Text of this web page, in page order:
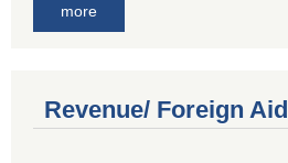
more
Revenue/ Foreign Aid